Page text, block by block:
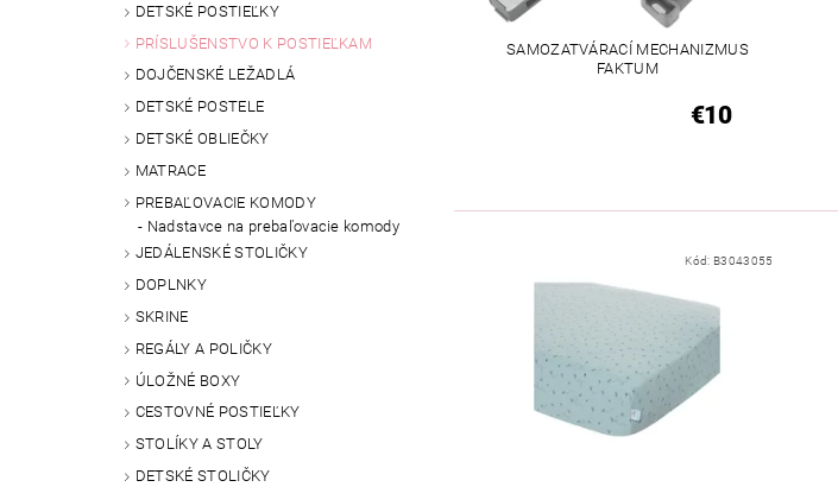
DETSKÉ POSTIEĽKY
PRÍSLUŠENSTVO K POSTIEĽKAM
DOJČENSKÉ LEŽADLÁ
DETSKÉ POSTELE
DETSKÉ OBLIEČKY
MATRACE
PREBAĽOVACIE KOMODY
Nadstavce na prebaľovacie komody
JEDÁLENSKÉ STOLIČKY
DOPLNKY
SKRINE
REGÁLY A POLIČKY
ÚLOŽNÉ BOXY
CESTOVNÉ POSTIEĽKY
STOLÍKY A STOLY
DETSKÉ STOLIČKY
SAMOZATVÁRACÍ MECHANIZMUS
FAKTUM
€10
Kód: B3043055